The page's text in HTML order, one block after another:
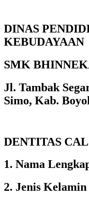
DINAS
KEBUDAYAAN
SMK
Jl. Tambak
Simo, Kab.
DENTITAS
1. Nama
2. Jenis